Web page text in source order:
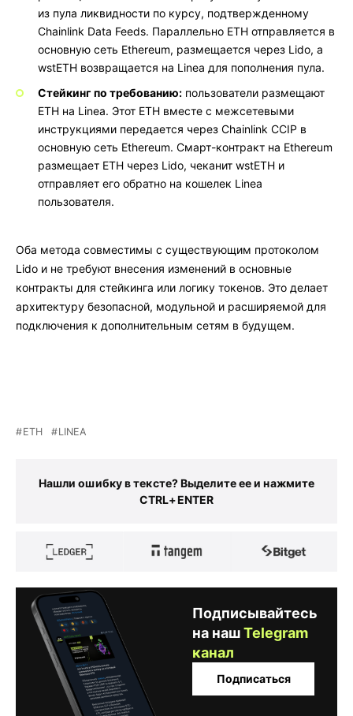
из пула ликвидности по курсу, подтвержденному
Chainlink Data Feeds. Параллельно ETH отправляется в
основную сеть Ethereum, размещается через Lido, а
wstETH возвращается на Linea для пополнения пула.
Стейкинг по требованию: пользователи размещают
ETH на Linea. Этот ETH вместе с межсетевыми
инструкциями передается через Chainlink CCIP в
основную сеть Ethereum. Смарт-контракт на Ethereum
размещает ETH через Lido, чеканит wstETH и
отправляет его обратно на кошелек Linea
пользователя.
Оба метода совместимы с существующим протоколом
Lido и не требуют внесения изменений в основные
контракты для стейкинга или логику токенов. Это делает
архитектуру безопасной, модульной и расширяемой для
подключения к дополнительным сетям в будущем.
ETH LINEA
Нашли ошибку в тексте? Выделите ее и нажмите
CTRL+ENTER
Подписывайтесь
на нашTelegram
канал
Подписаться